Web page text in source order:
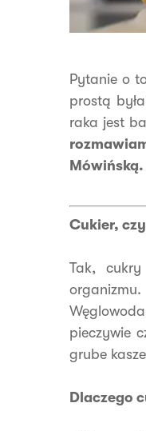
Pytanie o
prostą
raka jest
Mówińską.
Cukier,
Tak,
pieczywie
grube
Dlaczego